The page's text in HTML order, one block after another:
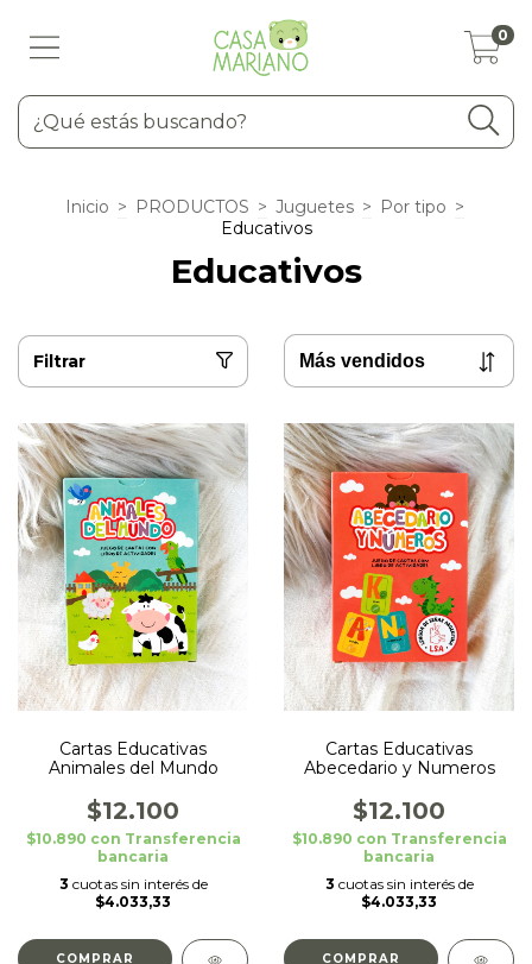
0
Inicio > PRODUCTOS > Juguetes > Por tipo >
Educativos
Educativos
Filtrar
Cartas Educativas
Animales del Mundo
$12.100
$10.890 con Transferencia
bancaria
3 cuotas sin interés de
$4.033,33
Cartas Educativas
Abecedario y Numeros
$12.100
$10.890 con Transferencia
bancaria
3 cuotas sin interés de
$4.033,33